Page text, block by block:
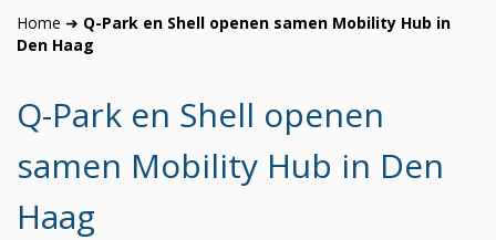
Home ➜ Q-Park en Shell openen samen Mobility Hub in
Den Haag
Q-Park en Shell openen
samen Mobility Hub in Den
Haag